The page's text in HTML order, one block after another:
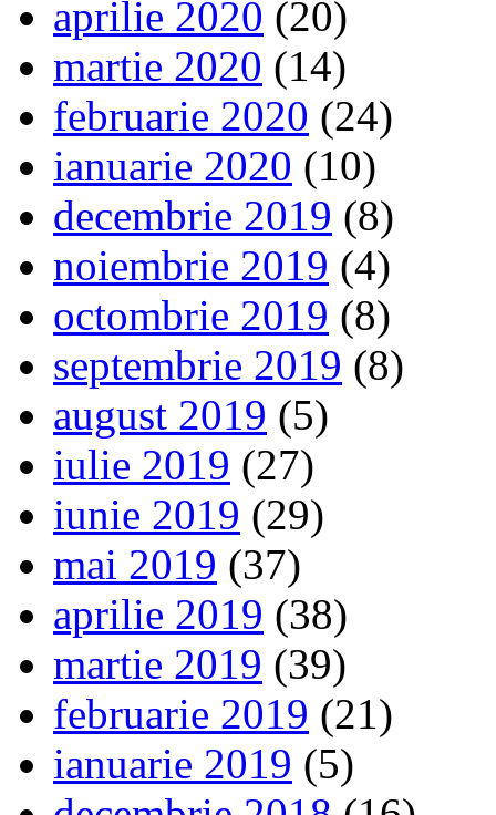
aprilie 2020 (20)
martie 2020 (14)
februarie 2020 (24)
ianuarie 2020 (10)
decembrie 2019 (8)
noiembrie 2019 (4)
octombrie 2019 (8)
septembrie 2019 (8)
august 2019 (5)
iulie 2019 (27)
iunie 2019 (29)
mai 2019 (37)
aprilie 2019 (38)
martie 2019 (39)
februarie 2019 (21)
ianuarie 2019 (5)